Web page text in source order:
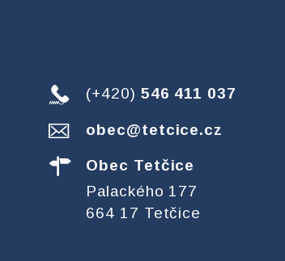
(+420) 546 411 037
obec@tetcice.cz
Obec Tetčice
Palackého 177
664 17 Tetčice